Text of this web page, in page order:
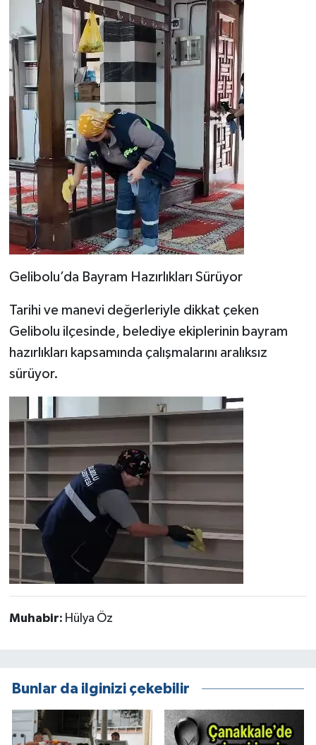
Gelibolu’da Bayram Hazırlıkları Sürüyor
Tarihi ve manevi değerleriyle dikkat çeken
Gelibolu ilçesinde, belediye ekiplerinin bayram
hazırlıkları kapsamında çalışmalarını aralıksız
sürüyor.
Muhabir: Hülya Öz
Bunlar da ilginizi çekebilir